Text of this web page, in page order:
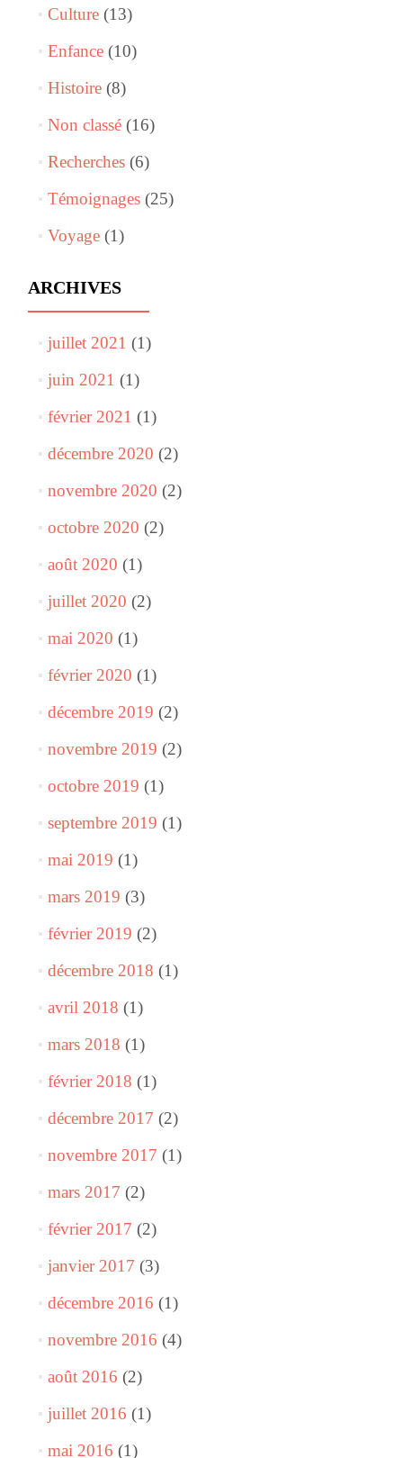
Culture(13)
Enfance(10)
Histoire(8)
Non classé(16)
Recherches(6)
Témoignages(25)
Voyage(1)
ARCHIVES
juillet 2021 (1)
juin 2021 (1)
février 2021 (1)
décembre 2020 (2)
novembre 2020 (2)
octobre 2020 (2)
août 2020 (1)
juillet 2020 (2)
mai 2020 (1)
février 2020 (1)
décembre 2019 (2)
novembre 2019 (2)
octobre 2019 (1)
septembre 2019 (1)
mai 2019 (1)
mars 2019 (3)
février 2019 (2)
décembre 2018 (1)
avril 2018 (1)
mars 2018 (1)
février 2018 (1)
décembre 2017 (2)
novembre 2017 (1)
mars 2017 (2)
février 2017 (2)
janvier 2017 (3)
décembre 2016 (1)
novembre 2016 (4)
août 2016 (2)
juillet 2016 (1)
mai 2016 (1)